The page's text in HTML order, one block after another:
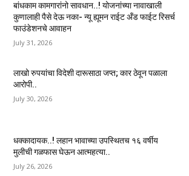
बांधकाम कामगारांनो सावधान..! योजनांच्या नावाखाली
कुणालाही पैसे देऊ नका- न्यू ह्यूमन राईट अँड फाईट रिसर्च
फाउंडेशनचे आवाहन
July 31, 2026
लाखो रुपयांचा विदेशी दारूसाठा जप्त; कार ठेवून पळाला
आरोपी..
July 30, 2026
धक्कादायक..! लहान भावाच्या उपस्थितच १६ वर्षीय
मुलीची गळफास घेऊन आत्महत्या..
July 26, 2026